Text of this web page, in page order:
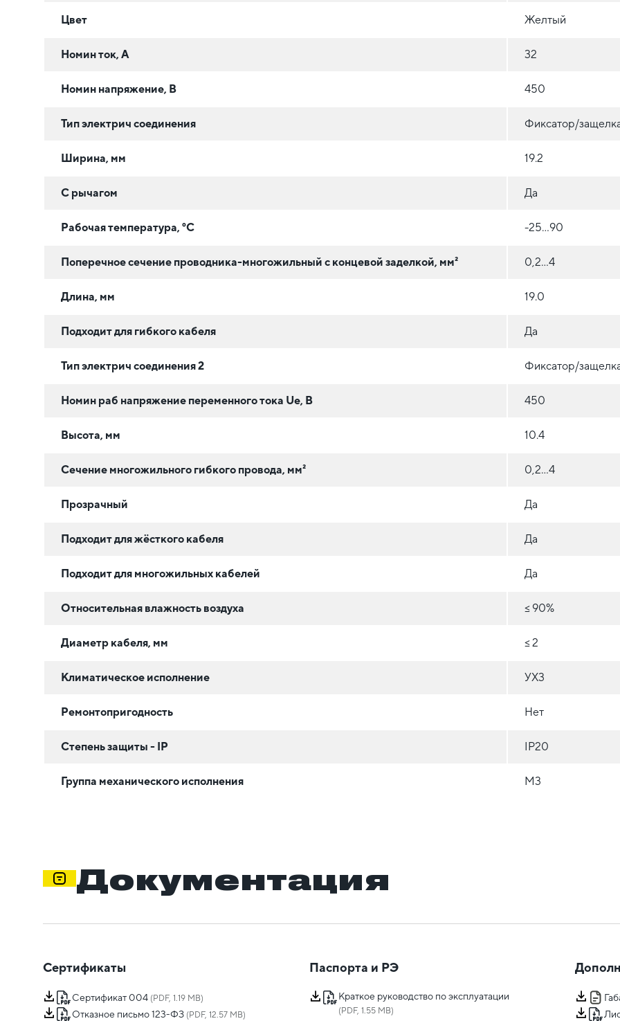
Цвет Желтый
Номин ток, А 32
Номин напряжение, В 450
Тип электрич соединения Фиксатор/
Ширина, мм 19.2
С рычагом Да
Рабочая температура, °C -25...90
Поперечное сечение проводника-многожильный с концевой заделкой, мм² 0,2...4
Длина, мм 19.0
Подходит для гибкого кабеля Да
Тип электрич соединения 2 Фиксатор/
Номин раб напряжение переменного тока Ue, В 450
Высота, мм 10.4
Сечение многожильного гибкого провода, мм² 0,2...4
Прозрачный Да
Подходит для жёсткого кабеля Да
Подходит для многожильных кабелей Да
Относительная влажность воздуха ≤ 90%
Диаметр кабеля, мм ≤ 2
Климатическое исполнение УХ3
Ремонтопригодность Нет
Степень защиты - IP IP20
Группа механического исполнения М3
Документация
Сертификаты
Сертификат 004 (PDF, 1.19 MB)
Отказное письмо 123-ФЗ (PDF, 12.57 MB)
Паспорта и РЭ
Краткое руководство по эксплуатации
(PDF, 1.55 MB)